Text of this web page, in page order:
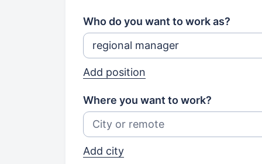
Who do you want to work as?
Add position
Where you want to work?
Add city